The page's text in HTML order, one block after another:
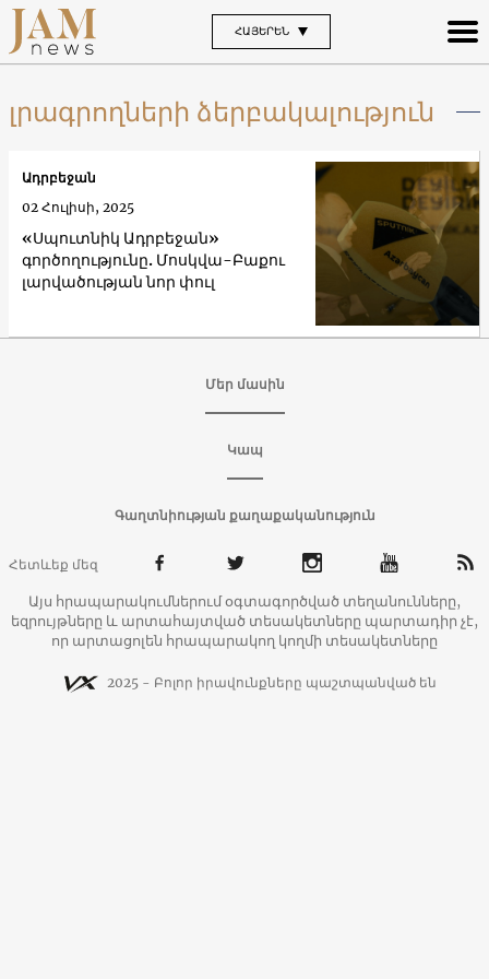
ՀԱՅԵՐԵՆ
լրագրողների ձերբակալություն
«Սպուտնիկ Ադրբեջան»
գործողությունը. Մոսկվա-Բաքու
լարվածության նոր փուլ
Ադրբեջան
02 Հուլիսի, 2025
Մեր մասին
Կապ
Գաղտնիության քաղաքականություն
Հետևեք մեզ
Այս հրապարակումներում օգտագործված տեղանունները,
եզրույթները և արտահայտված տեսակետները պարտադիր չէ,
որ արտացոլեն հրապարակող կողմի տեսակետները
2025 - Բոլոր իրավունքները պաշտպանված են